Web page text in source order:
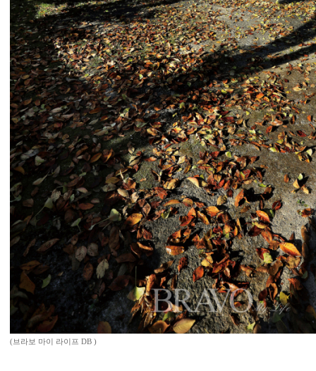
(브라보 마이 라이프 DB )